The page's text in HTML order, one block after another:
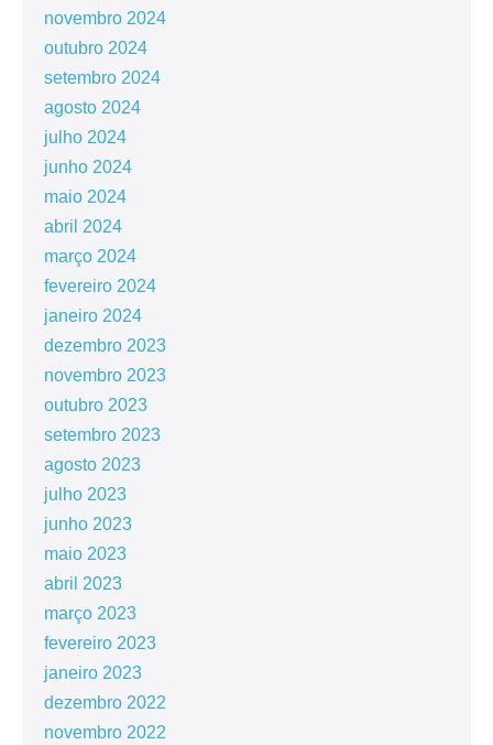
novembro 2024
outubro 2024
setembro 2024
agosto 2024
julho 2024
junho 2024
maio 2024
abril 2024
março 2024
fevereiro 2024
janeiro 2024
dezembro 2023
novembro 2023
outubro 2023
setembro 2023
agosto 2023
julho 2023
junho 2023
maio 2023
abril 2023
março 2023
fevereiro 2023
janeiro 2023
dezembro 2022
novembro 2022